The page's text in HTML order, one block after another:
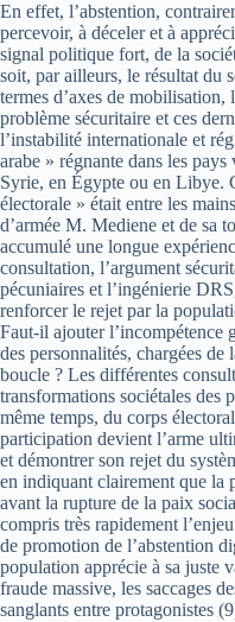
En effet, l’abstention,
percevoir, à déceler et à
signal politique fort, de la
soit, par ailleurs, le résultat du
termes d’axes de
problème sécuritaire et ces
l’instabilité internationale et
arabe » régnante dans les
Syrie, en Égypte ou en Libye.
électorale » était entre les
d’armée M. Mediene et de sa
accumulé une longue
consultation, l’argument
pécuniaires et l’ingénierie
renforcer le rejet par la
Faut-il ajouter l’incompétence
des personnalités, chargées
boucle ? Les différentes
transformations sociétales des
même temps, du corps
participation devient l’arme
et démontrer son rejet du
en indiquant clairement que la
avant la rupture de la paix
compris très rapidement
de promotion de l’abstention
population apprécie à sa juste
fraude massive, les saccages
sanglants entre protagonistes